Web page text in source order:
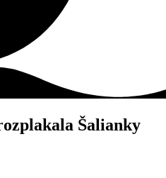
Šalianky